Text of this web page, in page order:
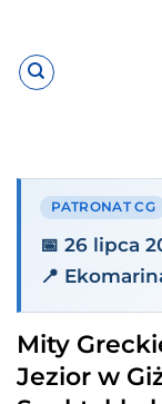
zawartości
PATRONAT CG
📅 26 lipca
📍
Mity
Jezior w